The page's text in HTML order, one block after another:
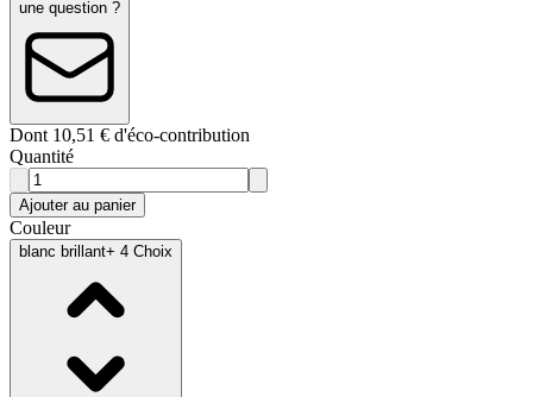
une question ?
Dont 10,51 € d'éco-contribution
Quantité
Ajouter au panier
Couleur
blanc brillant+ 4 Choix